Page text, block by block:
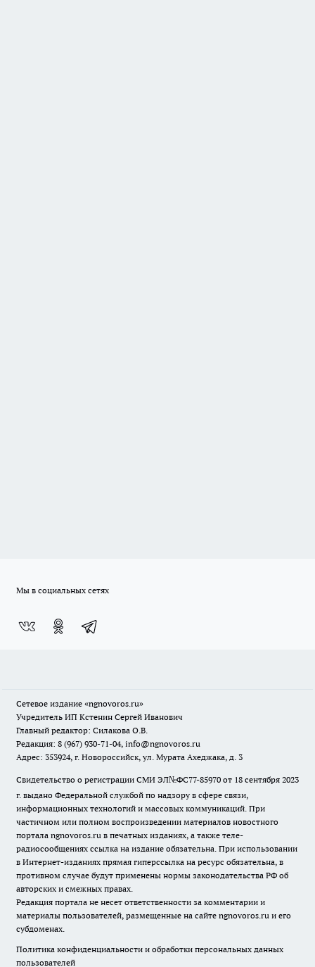
Мы в социальных сетях
Сетевое издание «ngnovoros.ru»
Учредитель ИП Кстенин Сергей Иванович
Главный редактор: Силакова О.В.
Редакция: 8 (967) 930-71-04, info@ngnovoros.ru
Адрес: 353924, г. Новороссийск, ул. Мурата Ахеджака, д. 3
Свидетельство о регистрации СМИ ЭЛ№ФС77-85970 от 18 сентября 2023
г. выдано Федеральной службой по надзору в сфере связи,
информационных технологий и массовых коммуникаций. При
частичном или полном воспроизведении материалов новостного
портала ngnovoros.ru в печатных изданиях, а также теле-
радиосообщениях ссылка на издание обязательна. При использовании
в Интернет-изданиях прямая гиперссылка на ресурс обязательна, в
противном случае будут применены нормы законодательства РФ об
авторских и смежных правах.
Редакция портала не несет ответственности за комментарии и
материалы пользователей, размещенные на сайте ngnovoros.ru и его
субдоменах.
Политика конфиденциальности и обработки персональных данных
пользователей